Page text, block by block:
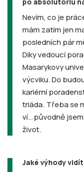
Nevím, co je
mám zatím jen
posledních pár
Díky vedoucí
Masarykovy
výcviku. Do
kariérní
triáda. Třeba se
ví...původně
život.
Jaké výhody